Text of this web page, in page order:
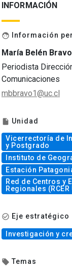
INFORMACIÓN
face Información
María Belén Bravo
Periodista
Comunicaciones
mbbravo1@uc.cl
insert_drive_file Unidad
Vicerrectoría de
y Postgrado
Instituto de
Estación
Red de Centros y
Regionales (RCER
check_circle_outline Eje estratégico
Investigación y
local_offer Temas